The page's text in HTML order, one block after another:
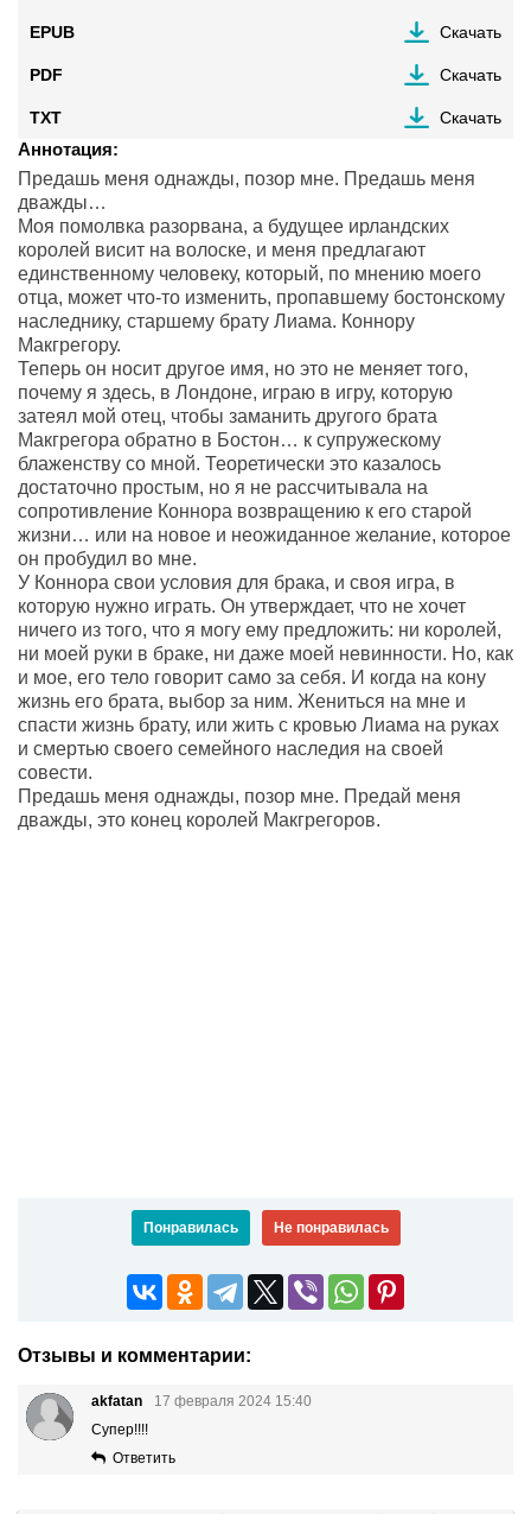
EPUB Скачать
PDF Скачать
TXT Скачать
Аннотация:
Предашь меня однажды, позор мне. Предашь меня
дважды…
Моя помолвка разорвана, а будущее ирландских
королей висит на волоске, и меня предлагают
единственному человеку, который, по мнению моего
отца, может что-то изменить, пропавшему бостонскому
наследнику, старшему брату Лиама. Коннору
Макгрегору.
Теперь он носит другое имя, но это не меняет того,
почему я здесь, в Лондоне, играю в игру, которую
затеял мой отец, чтобы заманить другого брата
Макгрегора обратно в Бостон… к супружескому
блаженству со мной. Теоретически это казалось
достаточно простым, но я не рассчитывала на
сопротивление Коннора возвращению к его старой
жизни… или на новое и неожиданное желание, которое
он пробудил во мне.
У Коннора свои условия для брака, и своя игра, в
которую нужно играть. Он утверждает, что не хочет
ничего из того, что я могу ему предложить: ни королей,
ни моей руки в браке, ни даже моей невинности. Но, как
и мое, его тело говорит само за себя. И когда на кону
жизнь его брата, выбор за ним. Жениться на мне и
спасти жизнь брату, или жить с кровью Лиама на руках
и смертью своего семейного наследия на своей
совести.
Предашь меня однажды, позор мне. Предай меня
дважды, это конец королей Макгрегоров.
Понравилась Не понравилась
Отзывы и комментарии:
akfatan
17 февраля 2024 15:40
Супер!!!!
Ответить